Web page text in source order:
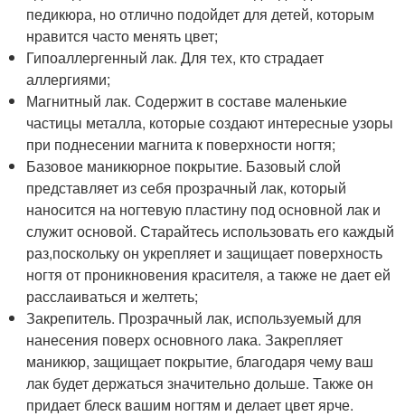
педикюра, но отлично подойдет для детей, которым
нравится часто менять цвет;
Гипоаллергенный лак. Для тех, кто страдает
аллергиями;
Магнитный лак. Содержит в составе маленькие
частицы металла, которые создают интересные узоры
при поднесении магнита к поверхности ногтя;
Базовое маникюрное покрытие. Базовый слой
представляет из себя прозрачный лак, который
наносится на ногтевую пластину под основной лак и
служит основой. Старайтесь использовать его каждый
раз,поскольку он укрепляет и защищает поверхность
ногтя от проникновения красителя, а также не дает ей
расслаиваться и желтеть;
Закрепитель. Прозрачный лак, используемый для
нанесения поверх основного лака. Закрепляет
маникюр, защищает покрытие, благодаря чему ваш
лак будет держаться значительно дольше. Также он
придает блеск вашим ногтям и делает цвет ярче.